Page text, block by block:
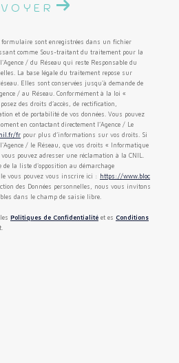
sont enregistrées dans un fichier
comme Sous-traitant du traitement pour la
/ du Réseau qui reste Responsable du
La base légale du traitement repose sur
Elles sont conservées jusqu'à demande de
/ au Réseau. Conformément à la loi «
des droits d’accès, de rectification,
et de portabilité de vos données. Vous pouvez
en contactant directement l’Agence / Le
fr pour plus d’informations sur vos droits. Si
/ le Réseau, que vos droits « Informatique
pouvez adresser une réclamation à la CNIL.
de la liste d'opposition au démarchage
vous pouvez vous inscrire ici : https://www.bloc
des Données personnelles, nous vous invitons
dans le champ de saisie libre.
Politiques de Confidentialité et es Conditions